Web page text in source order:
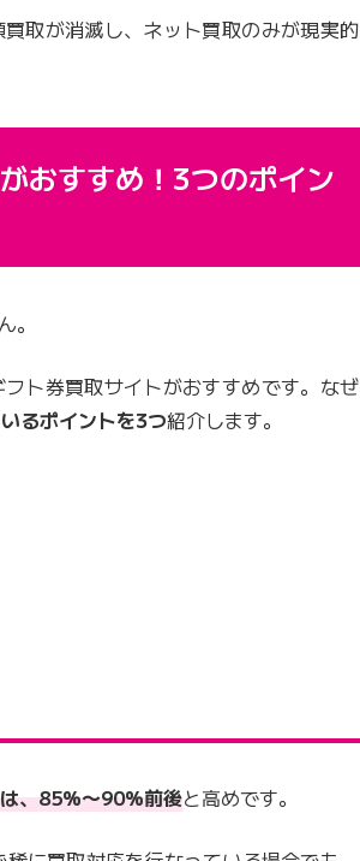
取が消滅し、ネット買取のみが現実的
おすすめ！3つのポイン
。
ト券買取サイトがおすすめです。なぜ
るポイントを3つ紹介します。
、85%〜90%前後と高めです。